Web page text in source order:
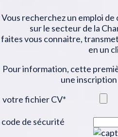
Vous recherchez un emploi
sur le secteur de la
faites vous connaitre,
en un
Pour information, cette
une
votre fichier CV*
code de sécurité